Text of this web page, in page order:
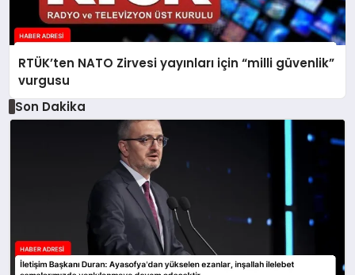
RTÜK’ten NATO Zirvesi yayınları için “milli güvenlik”
vurgusu
Son Dakika